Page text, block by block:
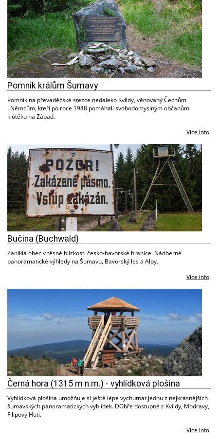
Pomník králům Šumavy
Pomník na převaděčské stezce nedaleko Kvildy, věnovaný Čechům
i Němcům, kteří po roce 1948 pomáhali svobodomyslným občanům
k útěku na Západ.
Více info
Bučina (Buchwald)
Zaniklá obec v těsné blízkosti česko-bavorské hranice. Nádherné
panoramatické výhledy na Šumavu, Bavorský les a Alpy.
Více info
Černá hora (1315 m n.m.) - vyhlídková plošina
Vyhlídková plošina umožňuje si ještě lépe vychutnat jednu z nejkrásnějších
šumavských panoramatických vyhlídek. DObře dostupné z Kvildy, Modravy,
Filipovy Huti.
Více info